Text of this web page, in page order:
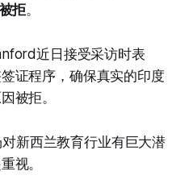
拒。
近日接受采访时表
证程序，确保真实的印度
被拒。
新西兰教育行业有巨大潜
视。